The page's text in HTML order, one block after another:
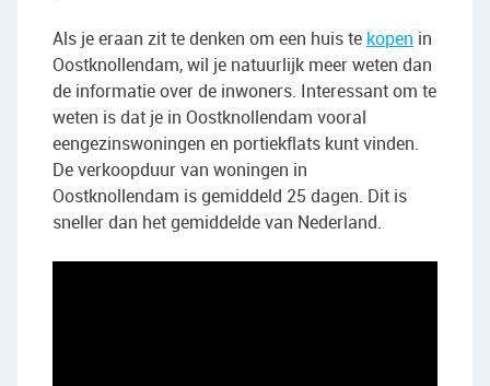
Als je eraan zit te denken om een huis te kopen in
Oostknollendam, wil je natuurlijk meer weten dan
de informatie over de inwoners. Interessant om te
weten is dat je in Oostknollendam vooral
eengezinswoningen en portiekflats kunt vinden.
De verkoopduur van woningen in
Oostknollendam is gemiddeld 25 dagen. Dit is
sneller dan het gemiddelde van Nederland.